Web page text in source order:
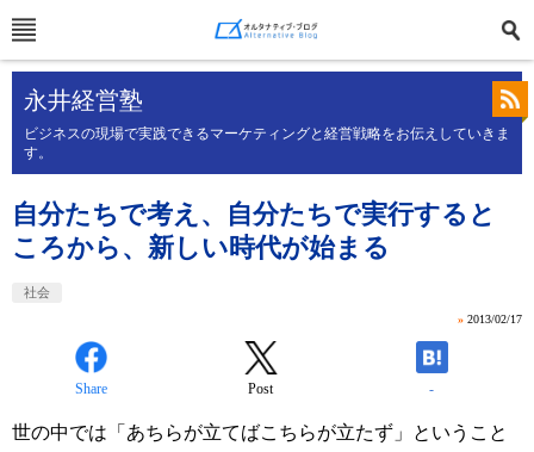
永井経営塾
ビジネスの現場で実践できるマーケティングと経営戦略をお伝えしていきま
す。
自分たちで考え、自分たちで実行すると
ころから、新しい時代が始まる
社会
» 2013/02/17
Share Post -
世の中では「あちらが立てばこちらが立たず」ということ